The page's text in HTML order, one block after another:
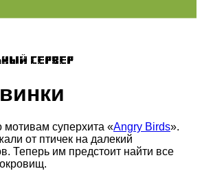
сервер
мотивам суперхита «Angry Birds».
от птичек на далекий
Теперь им предстоит найти все